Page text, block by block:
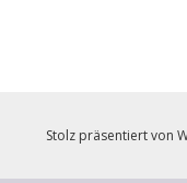
Stolz präsentiert von